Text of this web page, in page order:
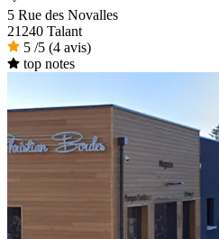
5 Rue des Novalles
21240 Talant
5 /5 (4 avis)
top notes